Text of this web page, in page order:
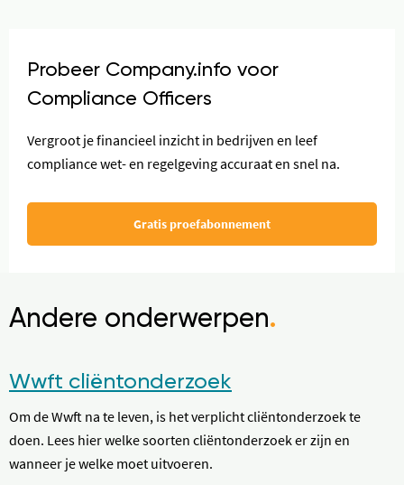
Probeer Company.info voor
Compliance Officers
Vergroot je financieel inzicht in bedrijven en leef
compliance wet- en regelgeving accuraat en snel na.
Gratis proefabonnement
Andere onderwerpen.
Wwft cliëntonderzoek
Om de Wwft na te leven, is het verplicht cliëntonderzoek te
doen. Lees hier welke soorten cliëntonderzoek er zijn en
wanneer je welke moet uitvoeren.